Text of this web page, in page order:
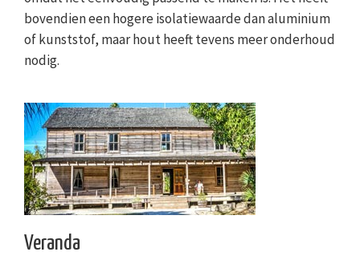
bovendien een hogere isolatiewaarde dan aluminium
of kunststof, maar hout heeft tevens meer onderhoud
nodig.
Veranda